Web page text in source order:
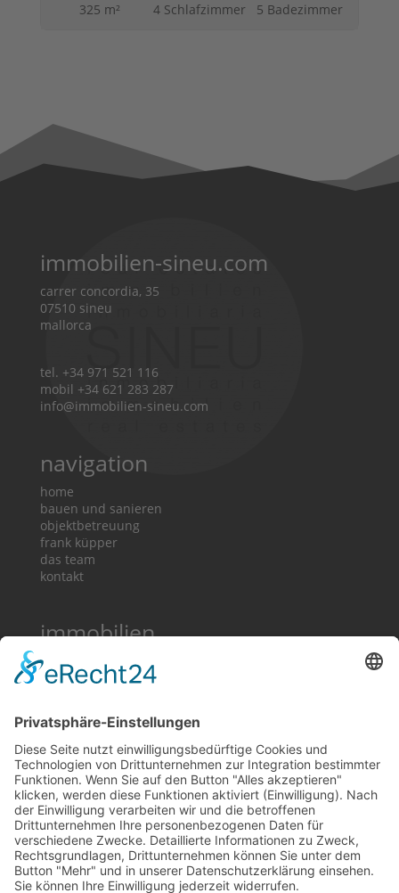
325 m² 4 Schlafzimmer 5 Badezimmer
immobilien-sineu.com
carrer concordia, 35
07510 sineu
mallorca
tel. +34 971 521 116
mobil +34 621 283 287
info@immobilien-sineu.com
navigation
home
bauen und sanieren
objektbetreuung
frank küpper
das team
kontakt
immobilien
immobilien
landhäuser
premium
rechtliches
Impressum
Datenschutz
Cookie-Einstellungen